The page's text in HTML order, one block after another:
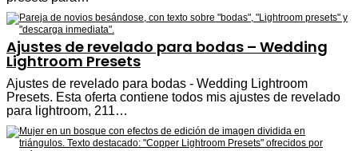
Ajustes de revelado para bodas – Wedding
Lightroom Presets
Ajustes de revelado para bodas - Wedding Lightroom
Presets. Esta oferta contiene todos mis ajustes de revelado
para lightroom, 211…